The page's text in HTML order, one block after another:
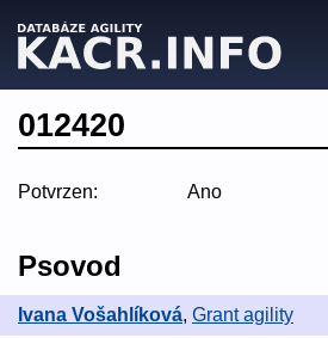
012420
Potvrzen: Ano
Psovod
Ivana Vošahlíková, Grant agility